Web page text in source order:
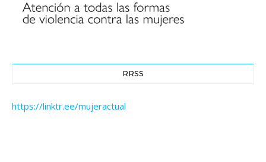
RRSS
https://linktr.ee/mujeractual